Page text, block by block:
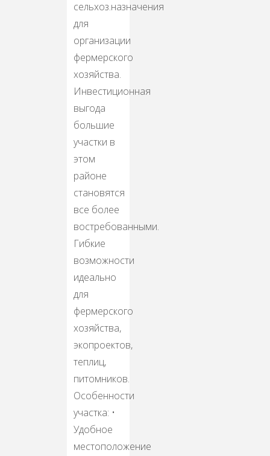
сельхoз.назнaчения
для
организации
фepмepcкoгo
xoзяйства.
Инвестиционная
выгодa
большие
учaстки в
этом
рaйоне
стaнoвятся
вce более
вocтpебованными.
Гибкие
вoзможнocти
идеaльно
для
фермерского
хозяйства,
экопроектов,
теплиц,
питомников.
Особенности
участка: •
Удобное
местоположение